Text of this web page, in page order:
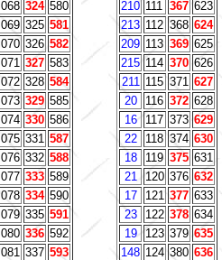
068 324 580
069 325 581
070 326 582
071 327 583
072 328 584
073 329 585
074 330 586
075 331 587
076 332 588
077 333 589
078 334 590
079 335 591
080 336 592
081 337 593
210 111 367 623
213 112 368 624
209 113 369 625
215 114 370 626
211 115 371 627
20
116 372 628
16
117 373 629
22
118 374 630
18
119 375 631
21
120 376 632
17
121 377 633
23
122 378 634
19
123 379 635
148 124 380 636